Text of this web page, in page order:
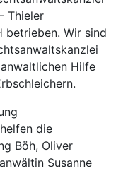
Thieler
betrieben. Wir sind
Hilfe
die
Böh, Oliver
Susanne